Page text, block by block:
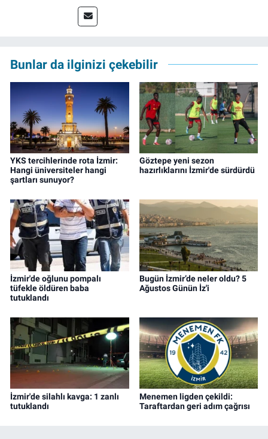
tezinden hareketle yazdığı "İdeoloji ve
Gündelik Hayatta Milliyetçilik" adlı kitabı,
ve editör olarak görev yapmaktadır.
Bunlar da ilginizi çekebilir
YKS tercihlerinde rota İzmir:
Hangi üniversiteler hangi
şartları sunuyor?
Göztepe yeni sezon
hazırlıklarını İzmir'de sürdürdü
İzmir'de oğlunu pompalı
tüfekle öldüren baba
tutuklandı
Bugün İzmir’de neler oldu? 5
Ağustos Günün İz'i
İzmir'de silahlı kavga: 1 zanlı
tutuklandı
Menemen ligden çekildi:
Taraftardan geri adım çağrısı